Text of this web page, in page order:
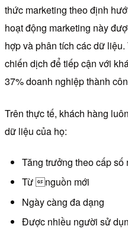
thức marketing theo định
hoạt động marketing này
hợp và phân tích các dữ
chiến dịch để tiếp cận với
37% doanh nghiệp thành
Trên thực tế, khách hàng
dữ liệu của họ:
Tăng trưởng theo cấp số
Từ nguồn mới
Ngày càng đa dạng
Được nhiều người sử